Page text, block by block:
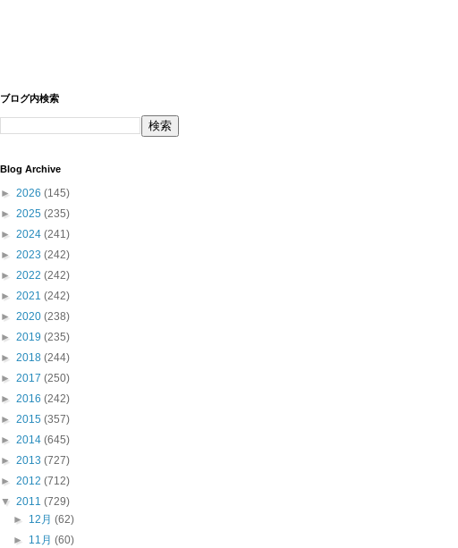
ブログ内検索
Blog Archive
► 2026 (145)
► 2025 (235)
► 2024 (241)
► 2023 (242)
► 2022 (242)
► 2021 (242)
► 2020 (238)
► 2019 (235)
► 2018 (244)
► 2017 (250)
► 2016 (242)
► 2015 (357)
► 2014 (645)
► 2013 (727)
► 2012 (712)
▼ 2011 (729)
► 12月(62)
► 11月(60)